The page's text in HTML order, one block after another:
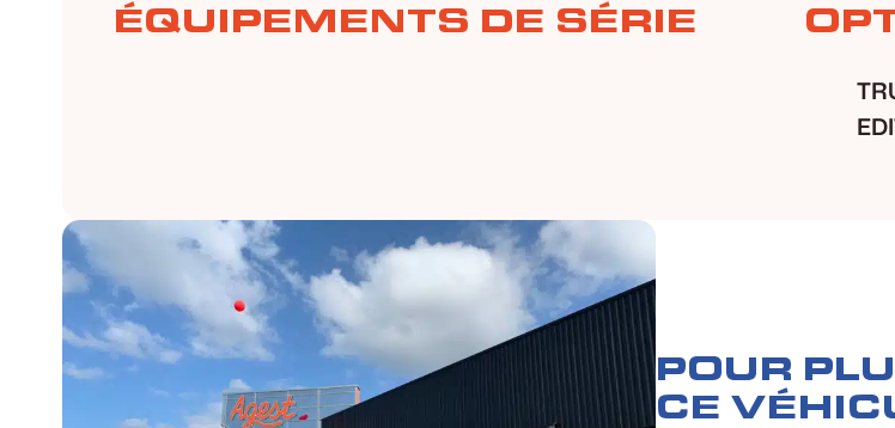
ÉQUIPEMENTS DE SÉRIE
POUR
CE